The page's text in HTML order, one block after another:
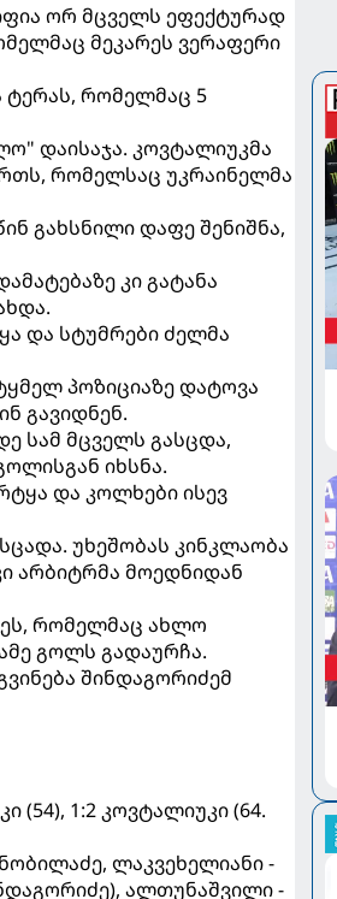
ორ მცველს ეფექტურად
მეკარეს ვერაფერი
ტერას, რომელმაც 5
დაისაჯა. კოვტალიუკმა
რომელსაც უკრაინელმა
გახსნილი დაფე შენიშნა,
კი გატანა
და სტუმრები ძელმა
პოზიციაზე დატოვა
გავიდნენ.
სამ მცველს გასცდა,
იხსნა.
და კოლხები ისევ
უხეშობას კინკლაობა
არბიტრმა მოედნიდან
რომელმაც ახლო
გოლს გადაურჩა.
შინდაგორიძემ
(54), 1:2 კოვტალიუკი (64.
ლაკვეხელიანი -
ალთუნაშვილი -